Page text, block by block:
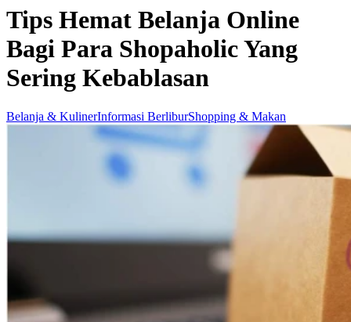
Tips Hemat Belanja Online
Bagi Para Shopaholic Yang
Sering Kebablasan
Belanja & KulinerInformasi BerliburShopping & Makan